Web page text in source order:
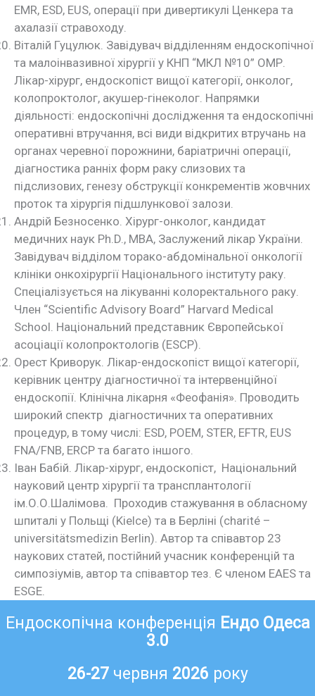
EMR, ESD, EUS, операції при дивертикулі Ценкера та
ахалазії стравоходу.
Віталій Гуцулюк. Завідувач відділенням ендоскопічної
та малоінвазивної хірургії у КНП “МКЛ №10” ОМР.
Лікар-хірург, ендоскопіст вищої категорії, онколог,
колопроктолог, акушер-гінеколог. Напрямки
діяльності: ендоскопічні дослідження та ендоскопічні
оперативні втручання, всі види відкритих втручань на
органах черевної порожнини, баріатричні операції,
діагностика ранніх форм раку слизових та
підслизових, генезу обструкції конкрементів жовчних
проток та хірургія підшлункової залози.
Андрій Безносенко. Хірург-онколог, кандидат
медичних наук Ph.D., МВА, Заслужений лікар України.
Завідувач відділом торако-абдомінальної онкології
клініки онкохірургії Національного інституту раку.
Спеціалізується на лікуванні колоректального раку.
Член “Scientific Advisory Board” Harvard Medical
School. Національний представник Європейської
асоціації колопроктологів (ESCP).
Орест Криворук. Лікар-ендоскопіст вищої категорії,
керівник центру діагностичної та інтервенційної
ендоскопії. Клінічна лікарня «Феофанія». Проводить
широкий спектр діагностичних та оперативних
процедур, в тому числі: ESD, POEM, STER, EFTR, EUS
FNA/FNB, ERCP та багато іншого.
Іван Бабій. Лікар-хірург, ендоскопіст, Національний
науковий центр хірургії та трансплантології
ім.О.О.Шалімова. Проходив стажування в обласному
шпиталі у Польщі (Kielce) та в Берліні (charité –
universitätsmedizin Berlin). Автор та співавтор 23
наукових статей, постійний учасник конференцій та
симпозіумів, автор та співавтор тез. Є членом EAES та
ESGE.
Ендоскопічна конференція Ендо Одеса
3.0
26-27 червня 2026 року